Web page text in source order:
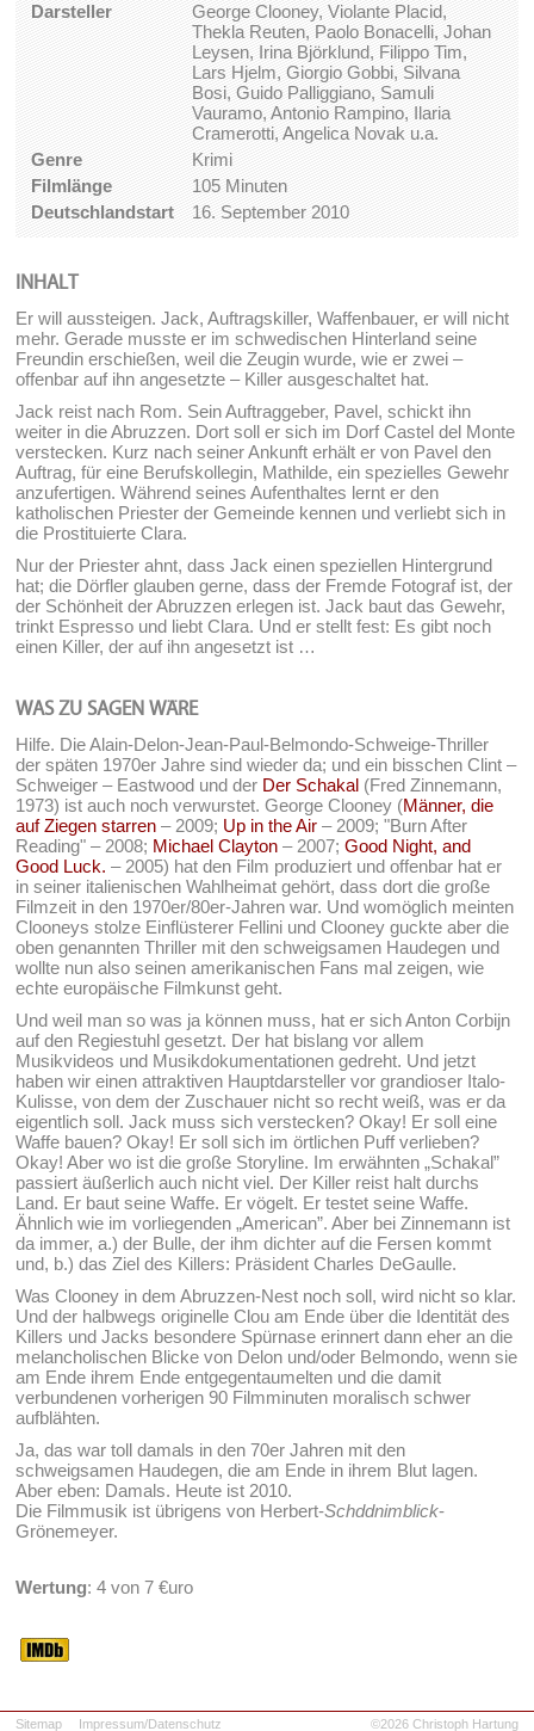
Darsteller
George Clooney, Violante Placid,
Thekla Reuten, Paolo Bonacelli, Johan
Leysen, Irina Björklund, Filippo Tim,
Lars Hjelm, Giorgio Gobbi, Silvana
Bosi, Guido Palliggiano, Samuli
Vauramo, Antonio Rampino, Ilaria
Cramerotti, Angelica Novak u.a.
Genre
Krimi
Filmlänge
105 Minuten
Deutschlandstart
16. September 2010
INHALT
Er will aussteigen. Jack, Auftragskiller, Waffenbauer, er will nicht
mehr. Gerade musste er im schwedischen Hinterland seine
Freundin erschießen, weil die Zeugin wurde, wie er zwei –
offenbar auf ihn angesetzte – Killer ausgeschaltet hat.
Jack reist nach Rom. Sein Auftraggeber, Pavel, schickt ihn
weiter in die Abruzzen. Dort soll er sich im Dorf Castel del Monte
verstecken. Kurz nach seiner Ankunft erhält er von Pavel den
Auftrag, für eine Berufskollegin, Mathilde, ein spezielles Gewehr
anzufertigen. Während seines Aufenthaltes lernt er den
katholischen Priester der Gemeinde kennen und verliebt sich in
die Prostituierte Clara.
Nur der Priester ahnt, dass Jack einen speziellen Hintergrund
hat; die Dörfler glauben gerne, dass der Fremde Fotograf ist, der
der Schönheit der Abruzzen erlegen ist. Jack baut das Gewehr,
trinkt Espresso und liebt Clara. Und er stellt fest: Es gibt noch
einen Killer, der auf ihn angesetzt ist …
WAS ZU SAGEN WÄRE
Hilfe. Die Alain-Delon-Jean-Paul-Belmondo-Schweige-Thriller
der späten 1970er Jahre sind wieder da; und ein bisschen Clint –
Schweiger – Eastwood und der Der Schakal (Fred Zinnemann,
1973) ist auch noch verwurstet. George Clooney (Männer, die
auf Ziegen starren – 2009; Up in the Air – 2009; "Burn After
Reading" – 2008; Michael Clayton – 2007;Good Night, and
Good Luck. – 2005) hat den Film produziert und offenbar hat er
in seiner italienischen Wahlheimat gehört, dass dort die große
Filmzeit in den 1970er/80er-Jahren war. Und womöglich meinten
Clooneys stolze Einflüsterer Fellini und Clooney guckte aber die
oben genannten Thriller mit den schweigsamen Haudegen und
wollte nun also seinen amerikanischen Fans mal zeigen, wie
echte europäische Filmkunst geht.
Und weil man so was ja können muss, hat er sich Anton Corbijn
auf den Regiestuhl gesetzt. Der hat bislang vor allem
Musikvideos und Musikdokumentationen gedreht. Und jetzt
haben wir einen attraktiven Hauptdarsteller vor grandioser Italo-
Kulisse, von dem der Zuschauer nicht so recht weiß, was er da
eigentlich soll. Jack muss sich verstecken? Okay! Er soll eine
Waffe bauen? Okay! Er soll sich im örtlichen Puff verlieben?
Okay! Aber wo ist die große Storyline. Im erwähnten „Schakal”
passiert äußerlich auch nicht viel. Der Killer reist halt durchs
Land. Er baut seine Waffe. Er vögelt. Er testet seine Waffe.
Ähnlich wie im vorliegenden „American”. Aber bei Zinnemann ist
da immer, a.) der Bulle, der ihm dichter auf die Fersen kommt
und, b.) das Ziel des Killers: Präsident Charles DeGaulle.
Was Clooney in dem Abruzzen-Nest noch soll, wird nicht so klar.
Und der halbwegs originelle Clou am Ende über die Identität des
Killers und Jacks besondere Spürnase erinnert dann eher an die
melancholischen Blicke von Delon und/oder Belmondo, wenn sie
am Ende ihrem Ende entgegentaumelten und die damit
verbundenen vorherigen 90 Filmminuten moralisch schwer
aufblähten.
Ja, das war toll damals in den 70er Jahren mit den
schweigsamen Haudegen, die am Ende in ihrem Blut lagen.
Aber eben: Damals. Heute ist 2010.
Die Filmmusik ist übrigens von Herbert-Schddnimblick-
Grönemeyer.
Wertung: 4 von 7 €uro
Sitemap Impressum/Datenschutz ©2026 Christoph Hartung